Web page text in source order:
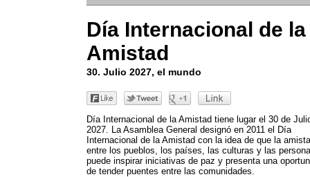
Día Internacional de la
Amistad
30. Julio 2027, el mundo
Día Internacional de la Amistad tiene lugar el 30 de
2027. La Asamblea General designó en 2011 el Día
Internacional de la Amistad con la idea de que la
entre los pueblos, los países, las culturas y las
puede inspirar iniciativas de paz y presenta una
de tender puentes entre las comunidades.